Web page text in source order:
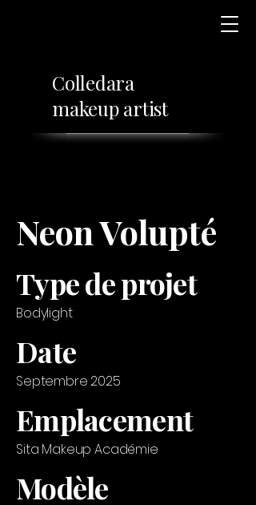
Colledara
makeup artist
Neon Volupté
Type de projet
Bodylight
Date
Septembre 2025
Emplacement
Sita Makeup Académie
Modèle